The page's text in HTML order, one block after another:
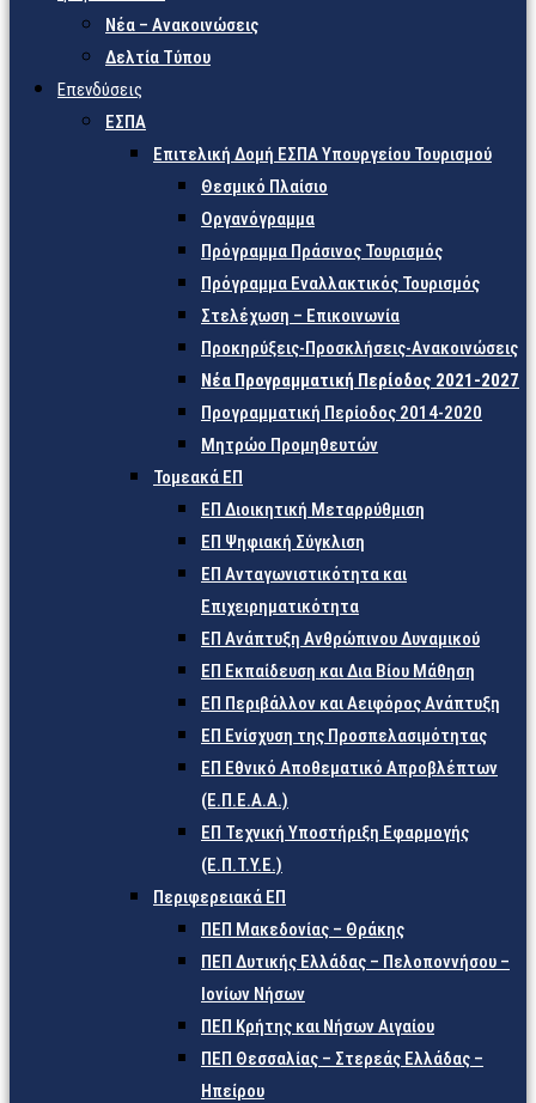
Νέα – Ανακοινώσεις
Δελτία Τύπου
Επενδύσεις
ΕΣΠΑ
Επιτελική Δομή ΕΣΠΑ Υπουργείου Τουρισμού
Θεσμικό Πλαίσιο
Οργανόγραμμα
Πρόγραμμα Πράσινος Τουρισμός
Πρόγραμμα Εναλλακτικός Τουρισμός
Στελέχωση – Επικοινωνία
Προκηρύξεις-Προσκλήσεις-Ανακοινώσεις
Νέα Προγραμματική Περίοδος 2021-2027
Προγραμματική Περίοδος 2014-2020
Μητρώο Προμηθευτών
Τομεακά ΕΠ
ΕΠ Διοικητική Μεταρρύθμιση
ΕΠ Ψηφιακή Σύγκλιση
ΕΠ Ανταγωνιστικότητα και
Επιχειρηματικότητα
ΕΠ Ανάπτυξη Ανθρώπινου Δυναμικού
ΕΠ Εκπαίδευση και Δια Βίου Μάθηση
ΕΠ Περιβάλλον και Αειφόρος Ανάπτυξη
ΕΠ Ενίσχυση της Προσπελασιμότητας
ΕΠ Εθνικό Αποθεματικό Απροβλέπτων
(Ε.Π.Ε.Α.Α.)
ΕΠ Τεχνική Υποστήριξη Εφαρμογής
(Ε.Π.Τ.Υ.Ε.)
Περιφερειακά ΕΠ
ΠΕΠ Μακεδονίας – Θράκης
ΠΕΠ Δυτικής Ελλάδας – Πελοποννήσου –
Ιονίων Νήσων
ΠΕΠ Κρήτης και Νήσων Αιγαίου
ΠΕΠ Θεσσαλίας – Στερεάς Ελλάδας –
Ηπείρου